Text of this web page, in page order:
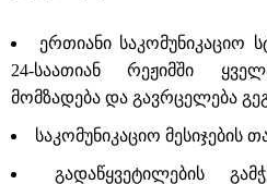
ერთიანი საკომუნიკაციო
24-საათიან რეჟიმში
მომზადება და გავრცელება
საკომუნიკაციო მესიჯების
გადაწყვეტილების